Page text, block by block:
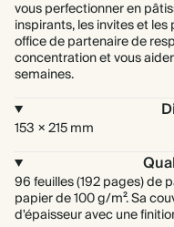
vous perfectionner en
inspirants, les invites et
office de partenaire de
concentration et vous
semaines.
153 × 215 mm
96 feuilles (192 pages) de
papier de 100 g/m². Sa
d'épaisseur avec une